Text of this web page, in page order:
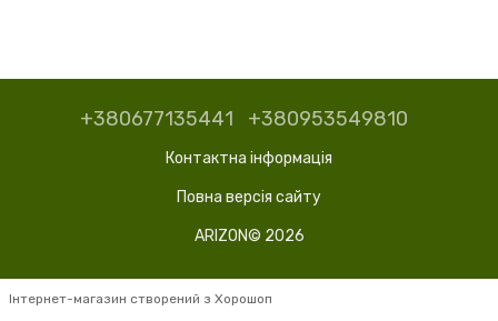
+380677135441 +380953549810
Контактна інформація
Повна версія сайту
ARIZON© 2026
Інтернет-магазин створений з Хорошоп